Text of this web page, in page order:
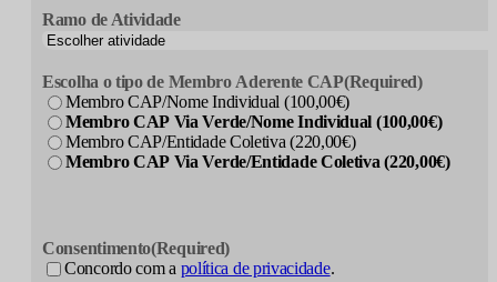
Ramo de Atividade
Escolha o tipo de Membro Aderente CAP(Required)
Membro CAP/Nome Individual (100,00€)
Membro CAP Via Verde/Nome Individual (100,00€)
Membro CAP/Entidade Coletiva (220,00€)
Membro CAP Via Verde/Entidade Coletiva (220,00€)
Consentimento(Required)
Concordo com a política de privacidade.